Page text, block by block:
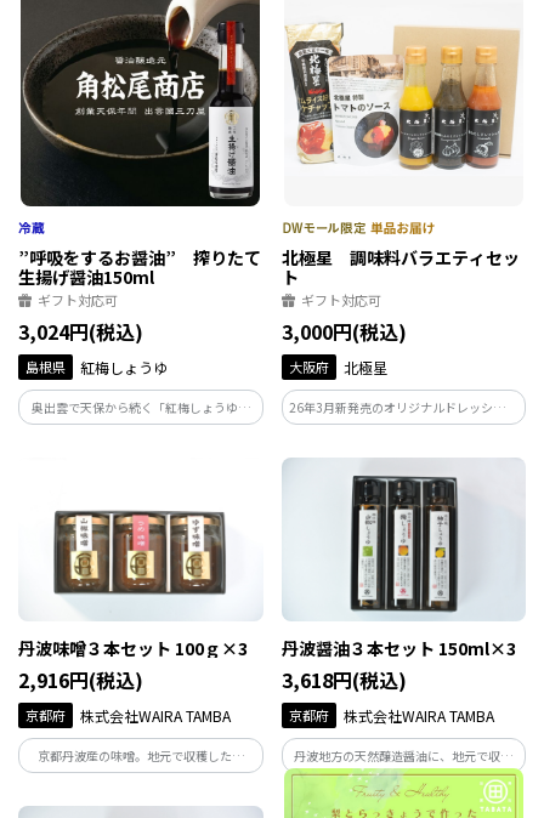
能だし、ラーメンなど、素材の力強い旨
さを堪能できます。
逸品です。
”呼吸をするお醤油” 搾りたて
生揚げ醤油150ml
ギフト対応可
3,024円(税込)
島根県 紅梅しょうゆ
奥出雲で天保から続く「紅梅しょうゆ」
が手がける「生揚げ醤油」です。三年熟成
を贅沢に変えます。
北極星 調味料バラエティセッ
ト
ギフト対応可
3,000円(税込)
大阪府 北極星
26年3月新発売のオリジナルドレッシング
と、長年愛され続けるオムライス好きの
の高さから徐々にファンが増えているト
マトソースを詰め合わせました。ぜひご
賞味ください。
丹波味噌３本セット 100ｇ×3
2,916円(税込)
京都府 株式会社WAIRA TAMBA
京都丹波産の味噌。地元で収穫した山
椒、梅、柚子を使った風味豊かな減塩味
丹波醤油３本セット 150ml×3
3,618円(税込)
京都府 株式会社WAIRA TAMBA
丹波地方の天然醸造醤油に、地元で収穫
した山椒、梅、柚子を使った風味豊かな
醤油。